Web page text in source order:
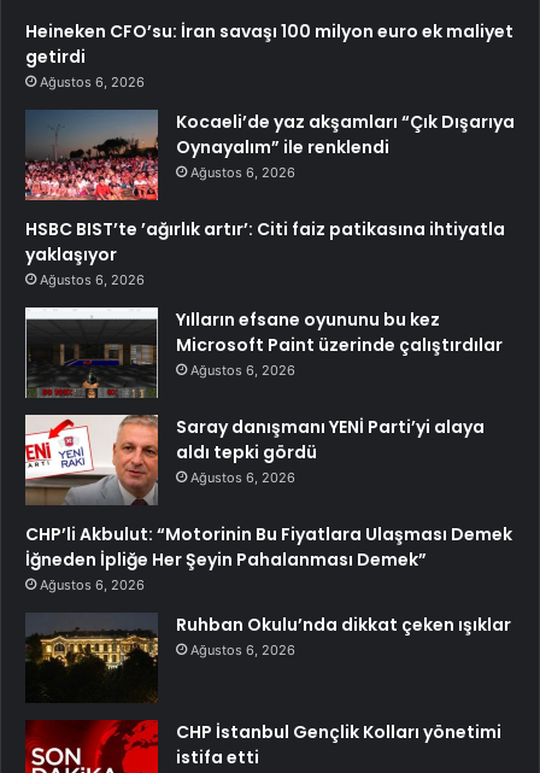
Heineken CFO’su: İran savaşı 100 milyon euro ek maliyet
getirdi
Ağustos 6, 2026
Kocaeli’de yaz akşamları “Çık Dışarıya
Oynayalım” ile renklendi
Ağustos 6, 2026
HSBC BIST’te ’ağırlık artır’: Citi faiz patikasına ihtiyatla
yaklaşıyor
Ağustos 6, 2026
Yılların efsane oyununu bu kez
Microsoft Paint üzerinde çalıştırdılar
Ağustos 6, 2026
Saray danışmanı YENİ Parti’yi alaya
aldı tepki gördü
Ağustos 6, 2026
CHP’li Akbulut: “Motorinin Bu Fiyatlara Ulaşması Demek
İğneden İpliğe Her Şeyin Pahalanması Demek”
Ağustos 6, 2026
Ruhban Okulu’nda dikkat çeken ışıklar
Ağustos 6, 2026
CHP İstanbul Gençlik Kolları yönetimi
istifa etti